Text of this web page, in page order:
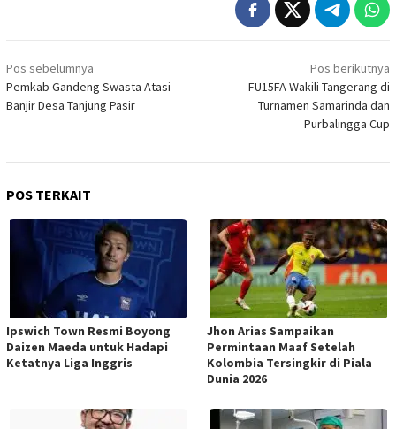
Navigasi
pos
Pos sebelumnya
Pemkab Gandeng Swasta Atasi
Banjir Desa Tanjung Pasir
Pos berikutnya
FU15FA Wakili Tangerang di
Turnamen Samarinda dan
Purbalingga Cup
POS TERKAIT
Ipswich Town Resmi Boyong
Daizen Maeda untuk Hadapi
Ketatnya Liga Inggris
Jhon Arias Sampaikan
Permintaan Maaf Setelah
Kolombia Tersingkir di Piala
Dunia 2026